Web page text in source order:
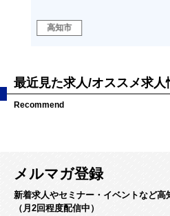
高知市
最近見た求人/オススメ求人
Recommend
メルマガ登録
新着求人やセミナー・イベントなど高
（月2回程度配信中）